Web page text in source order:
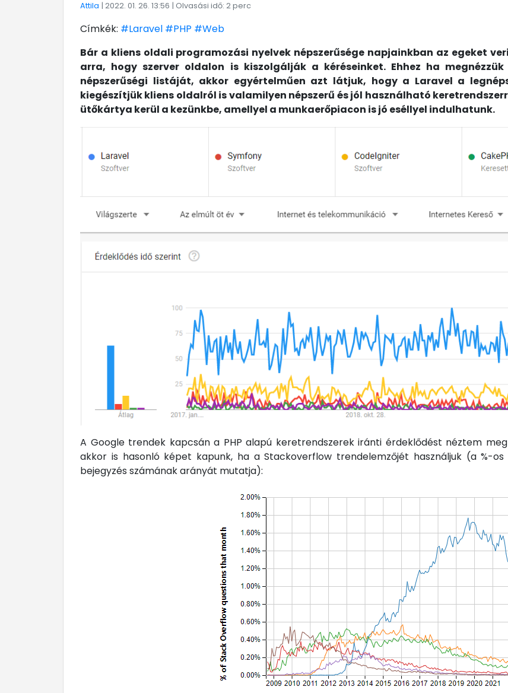
Attila | 2022. 01. 26. 13:56 | Olvasási idő: 2 perc
Címkék: #Laravel #PHP #Web
Bár a kliens oldali programozási nyelvek népszerűsége napjainkban az egeket
arra, hogy szerver oldalon is kiszolgálják a kéréseinket. Ehhez ha
népszerűségi listáját, akkor egyértelműen azt látjuk, hogy a Laravel a
kiegészítjük kliens oldalról is valamilyen népszerű és jól használható
ütőkártya kerül a kezünkbe, amellyel a munkaerőpiacon is jó eséllyel indulhatunk.
A Google trendek kapcsán a PHP alapú keretrendszerek iránti érdeklődést néztem
akkor is hasonló képet kapunk, ha a Stackoverflow trendelemzőjét használjuk (a %-
bejegyzés számának arányát mutatja):